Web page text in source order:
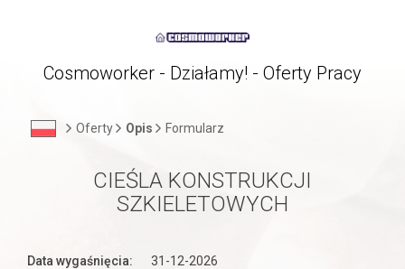
Cosmoworker - Działamy! - Oferty Pracy
Oferty Opis Formularz
CIEŚLA KONSTRUKCJI
SZKIELETOWYCH
Data wygaśnięcia:
31-12-2026